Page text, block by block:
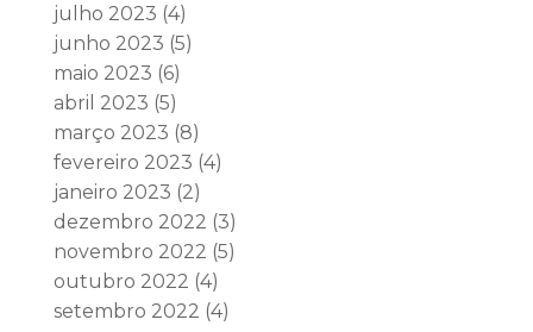
julho 2023 (4)
junho 2023 (5)
maio 2023 (6)
abril 2023 (5)
março 2023 (8)
fevereiro 2023 (4)
janeiro 2023 (2)
dezembro 2022 (3)
novembro 2022 (5)
outubro 2022 (4)
setembro 2022 (4)